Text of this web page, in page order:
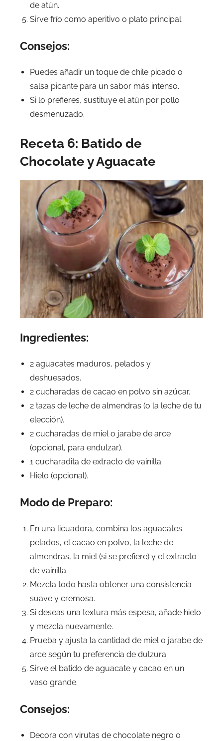
de atún.
Sirve frío como aperitivo o plato principal.
Consejos:
Puedes añadir un toque de chile picado o
salsa picante para un sabor más intenso.
Si lo prefieres, sustituye el atún por pollo
desmenuzado.
Receta 6: Batido de
Chocolate y Aguacate
Ingredientes:
2 aguacates maduros, pelados y
deshuesados.
2 cucharadas de cacao en polvo sin azúcar.
2 tazas de leche de almendras (o la leche de tu
elección).
2 cucharadas de miel o jarabe de arce
(opcional, para endulzar).
1 cucharadita de extracto de vainilla.
Hielo (opcional).
Modo de Preparo:
En una licuadora, combina los aguacates
pelados, el cacao en polvo, la leche de
almendras, la miel (si se prefiere) y el extracto
de vainilla.
Mezcla todo hasta obtener una consistencia
suave y cremosa.
Si deseas una textura más espesa, añade hielo
y mezcla nuevamente.
Prueba y ajusta la cantidad de miel o jarabe de
arce según tu preferencia de dulzura.
Sirve el batido de aguacate y cacao en un
vaso grande.
Consejos:
Decora con virutas de chocolate negro o